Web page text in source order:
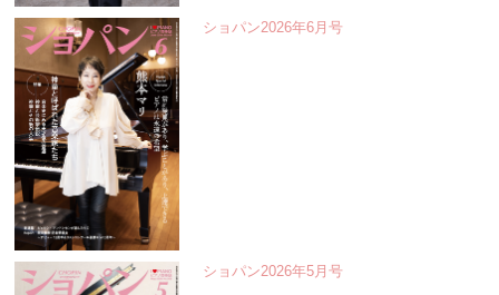
ショパン2026年6月号
ショパン2026年5月号